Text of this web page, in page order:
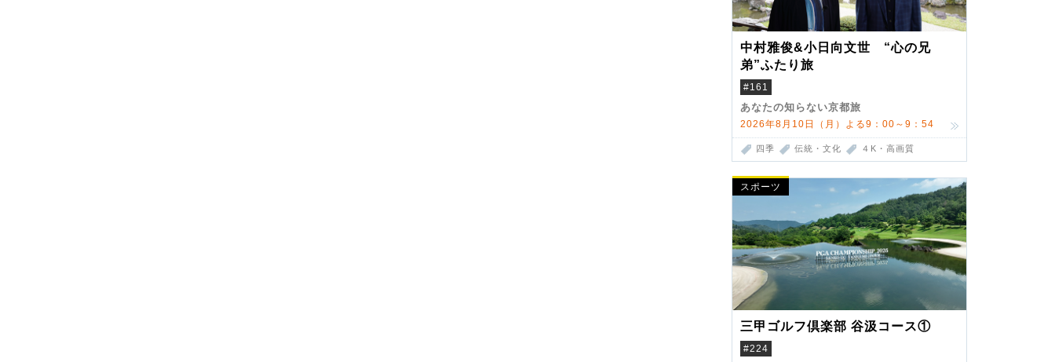
中村雅俊&小日向文世 “心の兄
弟”ふたり旅
#161
あなたの知らない京都旅
2026年8月10日（月）よる9：00～9：54
四季 伝統・文化 ４K・高画質
スポーツ
三甲ゴルフ倶楽部 谷汲コース①
#224